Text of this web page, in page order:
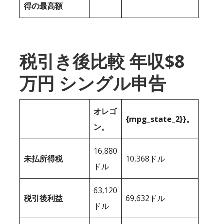
得の最高額
税引き後比較 年収$8
万円 シングル申告
オレゴ
ン。
{mpg_state_2}}。
未払所得税
16,880
ドル
10,368ドル
税引後利益
63,120
ドル
69,632ドル